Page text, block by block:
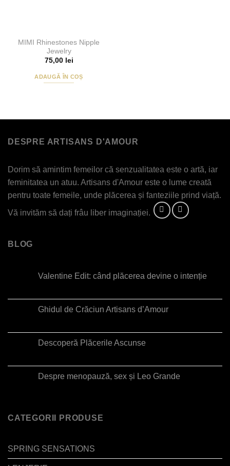
MIMI Rhinestones Nipple
Jewelry
75,00 lei
ADAUGĂ ÎN COȘ
DESPRE ARTISANS D'AMOUR
Dorim să amintim femeilor că senzualitatea este o artă, iar
feminitatea un atuu. Artisans d'Amour este o lume creată
pentru toate femeile, unde plăcerea și fanteziile prind viață.
Vă invităm să dați frâu liber imaginației.
BLOG
Valentine Edit: când plăcerea devine o intenție
Ghidul de Crăciun Artisans d’Amour
Descoperă Plăcerile Ascunse
Despre menopauză, sex și Leo Grande
CATEGORII PRODUSE
SPRING SENSATIONS